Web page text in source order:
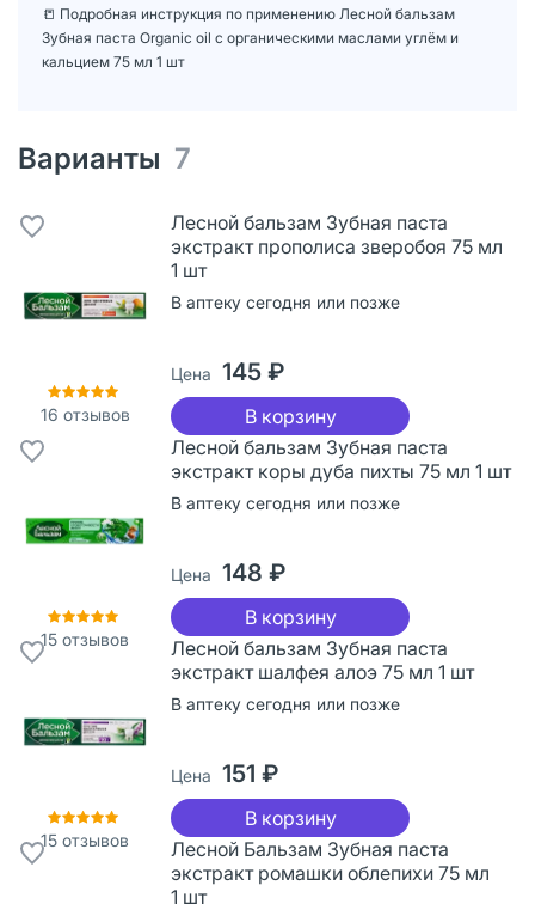
📒 Подробная инструкция по применению Лесной бальзам
Зубная паста Organic oil с органическими маслами углём и
кальцием 75 мл 1 шт
Варианты 7
16 отзывов
Лесной бальзам Зубная паста
экстракт прополиса зверобоя 75 мл
1 шт
В аптеку сегодня или позже
Цена 145 ₽
В корзину
15 отзывов
Лесной бальзам Зубная паста
экстракт коры дуба пихты 75 мл 1 шт
В аптеку сегодня или позже
Цена 148 ₽
В корзину
15 отзывов
Лесной бальзам Зубная паста
экстракт шалфея алоэ 75 мл 1 шт
В аптеку сегодня или позже
Цена 151 ₽
В корзину
Лесной Бальзам Зубная паста
экстракт ромашки облепихи 75 мл
1 шт